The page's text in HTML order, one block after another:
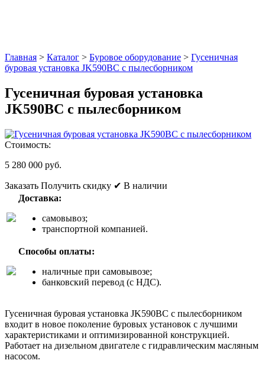
Главная > Каталог > Буровое оборудование > Гусеничная
буровая установка JK590BC с пылесборником
Гусеничная буровая установка
JK590BC с пылесборником
Стоимость:
5 280 000 руб.
Заказать Получить скидку ✔ В наличии
Доставка:
самовывоз;
транспортной компанией.
Способы оплаты:
наличные при самовывозе;
банковский перевод (с НДС).
Гусеничная буровая установка JK590BC с пылесборником
входит в новое поколение буровых установок с лучшими
характеристиками и оптимизированной конструкцией.
Работает на дизельном двигателе с гидравлическим масляным
насосом.